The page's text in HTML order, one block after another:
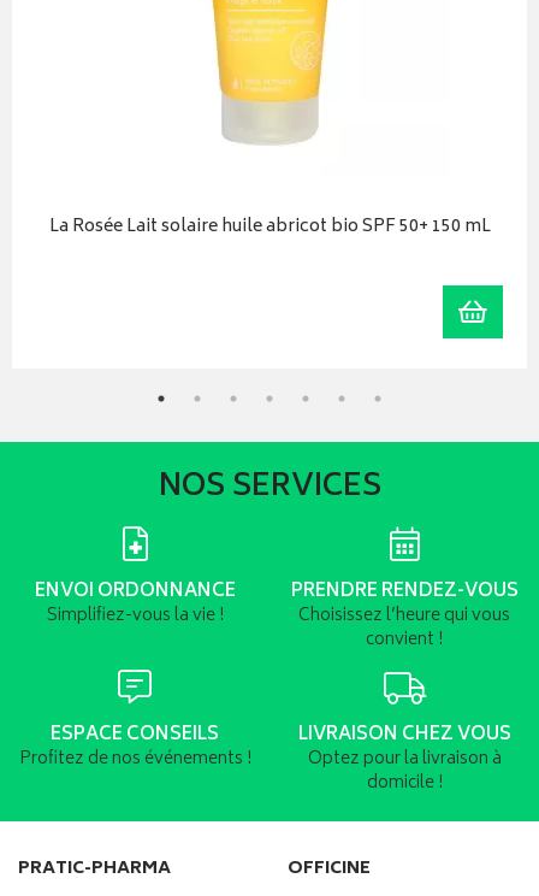
La Rosée Lait solaire huile abricot bio SPF 50+ 150 mL
NOS SERVICES
ENVOI ORDONNANCE
Simplifiez-vous la vie !
PRENDRE RENDEZ-VOUS
Choisissez l’heure qui vous
convient !
ESPACE CONSEILS
Profitez de nos événements !
LIVRAISON CHEZ VOUS
Optez pour la livraison à
domicile !
PRATIC-PHARMA OFFICINE